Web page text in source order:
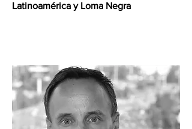
Latinoamérica y Loma Negra